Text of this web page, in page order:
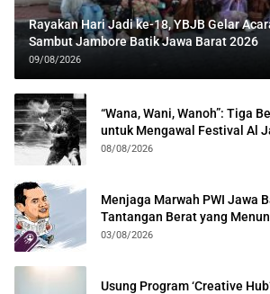
Rayakan Hari Jadi ke-18, YBJB Gelar
Sambut Jambore Batik Jawa Barat 2026
09/08/2026
“Wana, Wani, Wanoh”: Tiga
untuk Mengawal Festival Al
08/08/2026
Menjaga Marwah PWI Jawa
Tantangan Berat yang
Lintas Generasi
03/08/2026
Usung Program ‘Creative